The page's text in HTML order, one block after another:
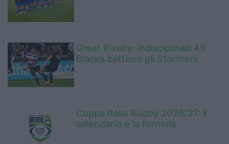
Great Rivalry: indisciplinati All
Blacks battono gli Stormers
Coppa Italia Rugby 2026/27: il
calendario e la formula